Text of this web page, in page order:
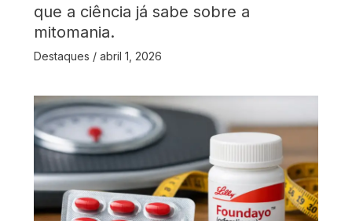
que a ciência já sabe sobre a
mitomania.
Destaques / abril 1, 2026